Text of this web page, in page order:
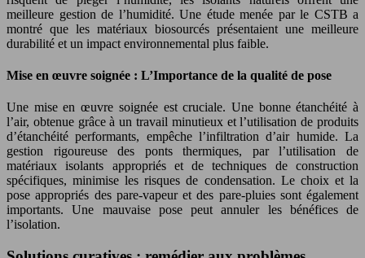
meilleure gestion de l’humidité. Une étude menée par le CSTB a
montré que les matériaux biosourcés présentaient une meilleure
durabilité et un impact environnemental plus faible.
Mise en œuvre soignée : L’Importance de la qualité de pose
Une mise en œuvre soignée est cruciale. Une bonne étanchéité à
l’air, obtenue grâce à un travail minutieux et l’utilisation de produits
d’étanchéité performants, empêche l’infiltration d’air humide. La
gestion rigoureuse des ponts thermiques, par l’utilisation de
matériaux isolants appropriés et de techniques de construction
spécifiques, minimise les risques de condensation. Le choix et la
pose appropriés des pare-vapeur et des pare-pluies sont également
importants. Une mauvaise pose peut annuler les bénéfices de
l’isolation.